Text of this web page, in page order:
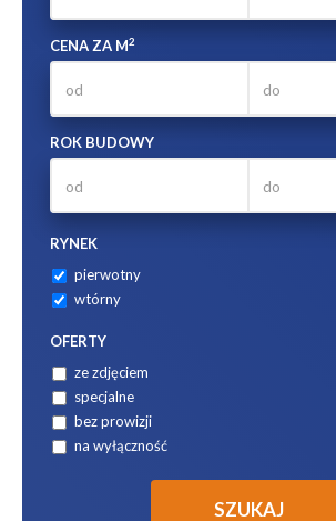
CENA ZA M2
ROK BUDOWY
RYNEK
pierwotny
wtórny
OFERTY
ze zdjęciem
specjalne
bez prowizji
na wyłączność